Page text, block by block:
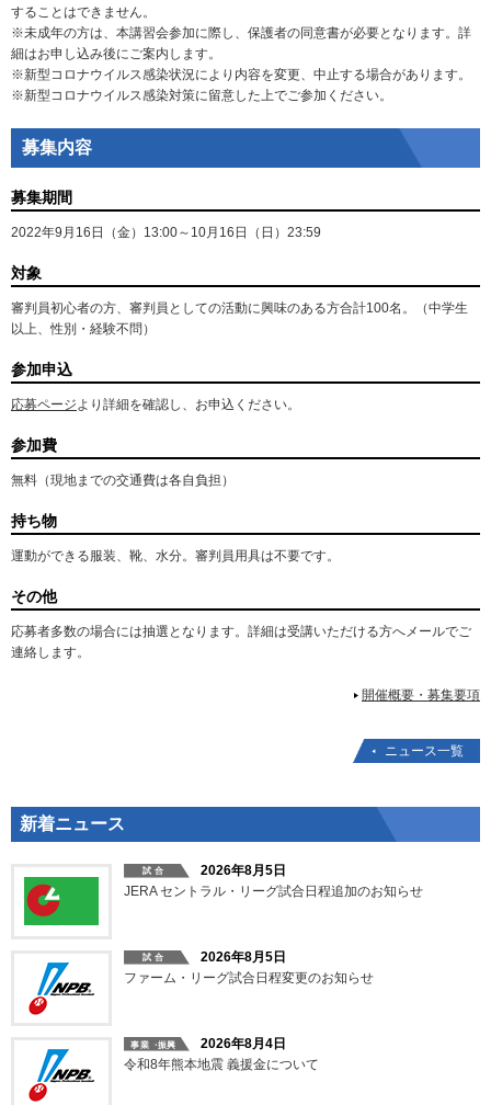
することはできません。
※未成年の方は、本講習会参加に際し、保護者の同意書が必要となります。詳
細はお申し込み後にご案内します。
※新型コロナウイルス感染状況により内容を変更、中止する場合があります。
※新型コロナウイルス感染対策に留意した上でご参加ください。
募集内容
募集期間
2022年9月16日（金）13:00～10月16日（日）23:59
対象
審判員初心者の方、審判員としての活動に興味のある方合計100名。（中学生
以上、性別・経験不問）
参加申込
応募ページより詳細を確認し、お申込ください。
参加費
無料（現地までの交通費は各自負担）
持ち物
運動ができる服装、靴、水分。審判員用具は不要です。
その他
応募者多数の場合には抽選となります。詳細は受講いただける方へメールでご
連絡します。
開催概要・募集要項
ニュース一覧
新着ニュース
2026年8月5日
JERA セントラル・リーグ試合日程追加のお知らせ
2026年8月5日
ファーム・リーグ試合日程変更のお知らせ
2026年8月4日
令和8年熊本地震 義援金について